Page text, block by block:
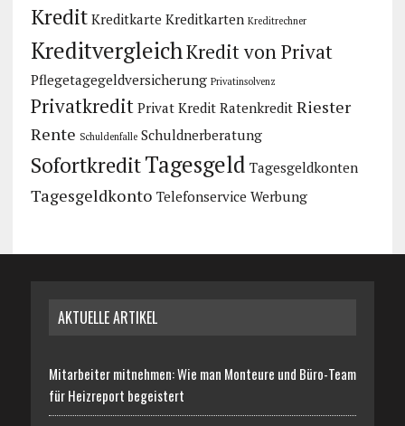
Kredit Kreditkarte Kreditkarten Kreditrechner
KreditvergleichKredit von Privat
Pflegetagegeldversicherung Privatinsolvenz
Privatkredit Privat Kredit Ratenkredit Riester
Rente Schuldenfalle Schuldnerberatung
SofortkreditTagesgeld Tagesgeldkonten
Tagesgeldkonto Telefonservice Werbung
AKTUELLE ARTIKEL
Mitarbeiter mitnehmen: Wie man Monteure und Büro-Team
für Heizreport begeistert